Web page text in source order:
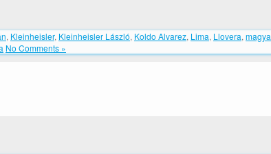
, Kleinheisler, Kleinheisler László, Koldo Alvarez, Lima, Llovera,
No Comments »